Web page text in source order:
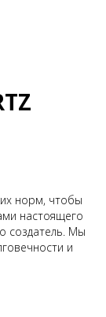
норм, чтобы
настоящего
создатель. Мы
и